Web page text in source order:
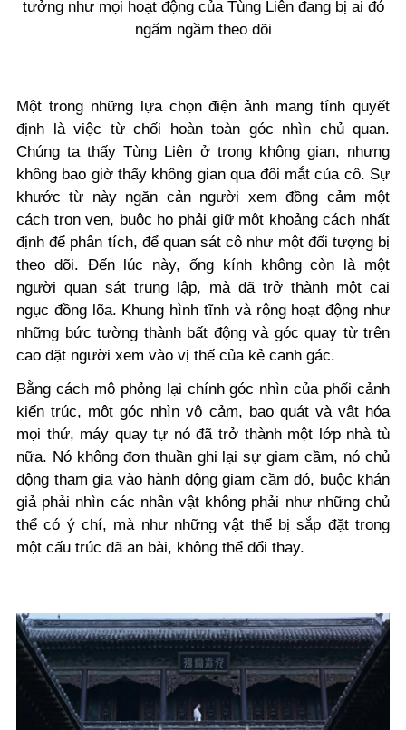
tưởng như mọi hoạt động của Tùng Liên đang bị ai đó
ngấm ngầm theo dõi
Một trong những lựa chọn điện ảnh mang tính quyết
định là việc từ chối hoàn toàn góc nhìn chủ quan.
Chúng ta thấy Tùng Liên ở trong không gian, nhưng
không bao giờ thấy không gian qua đôi mắt của cô. Sự
khước từ này ngăn cản người xem đồng cảm một
cách trọn vẹn, buộc họ phải giữ một khoảng cách nhất
định để phân tích, để quan sát cô như một đối tượng bị
theo dõi. Đến lúc này, ống kính không còn là một
người quan sát trung lập, mà đã trở thành một cai
ngục đồng lõa. Khung hình tĩnh và rộng hoạt động như
những bức tường thành bất động và góc quay từ trên
cao đặt người xem vào vị thế của kẻ canh gác.
Bằng cách mô phỏng lại chính góc nhìn của phối cảnh
kiến trúc, một góc nhìn vô cảm, bao quát và vật hóa
mọi thứ, máy quay tự nó đã trở thành một lớp nhà tù
nữa. Nó không đơn thuần ghi lại sự giam cầm, nó chủ
động tham gia vào hành động giam cầm đó, buộc khán
giả phải nhìn các nhân vật không phải như những chủ
thể có ý chí, mà như những vật thể bị sắp đặt trong
một cấu trúc đã an bài, không thể đổi thay.